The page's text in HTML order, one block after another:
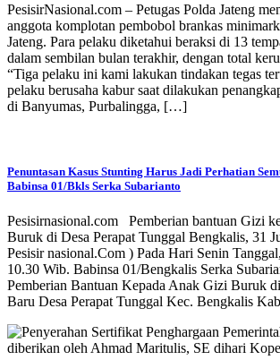
PesisirNasional.com – Petugas Polda Jateng
anggota komplotan pembobol brankas
Jateng. Para pelaku diketahui beraksi di 13
dalam sembilan bulan terakhir, dengan total
“Tiga pelaku ini kami lakukan tindakan tegas
pelaku berusaha kabur saat dilakukan
di Banyumas, Purbalingga, […]
Penuntasan Kasus Stunting Harus Jadi Perhatian
Babinsa 01/Bkls Serka Subarianto
Pesisirnasional.com Pemberian bantuan Gizi
Buruk di Desa Perapat Tunggal Bengkalis, 31
Pesisir nasional.Com ) Pada Hari Senin
10.30 Wib. Babinsa 01/Bengkalis Serka
Pemberian Bantuan Kepada Anak Gizi Buruk
Baru Desa Perapat Tunggal Kec. Bengkalis